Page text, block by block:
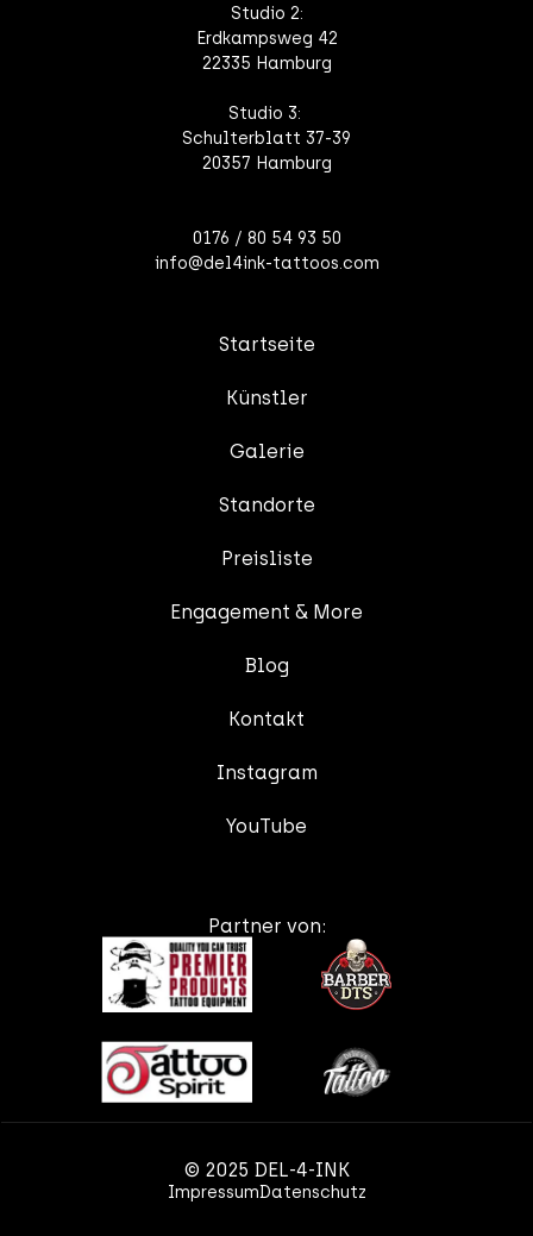
Studio 2:
Erdkampsweg 42
22335 Hamburg
Studio 3:
Schulterblatt 37-39
20357 Hamburg
0176 / 80 54 93 50
info@del4ink-tattoos.com
Startseite
Künstler
Galerie
Standorte
Preisliste
Engagement & More
Blog
Kontakt
Instagram
YouTube
Partner von:
© 2025 DEL-4-INK
Datenschutz
Impressum